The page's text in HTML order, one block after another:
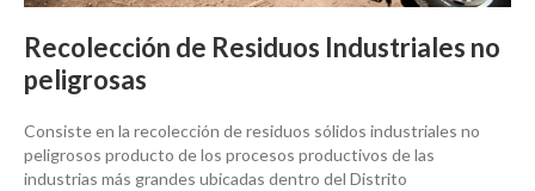
Recolección de Residuos Industriales no
peligrosas
Consiste en la recolección de residuos sólidos industriales no
peligrosos producto de los procesos productivos de las
industrias más grandes ubicadas dentro del Distrito